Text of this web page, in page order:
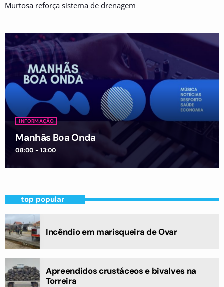
Murtosa reforça sistema de drenagem
INFORMAÇÃO
Manhãs Boa Onda
08:00 - 13:00
top popular
Incêndio em marisqueira de Ovar
Apreendidos crustáceos e bivalves na
Torreira